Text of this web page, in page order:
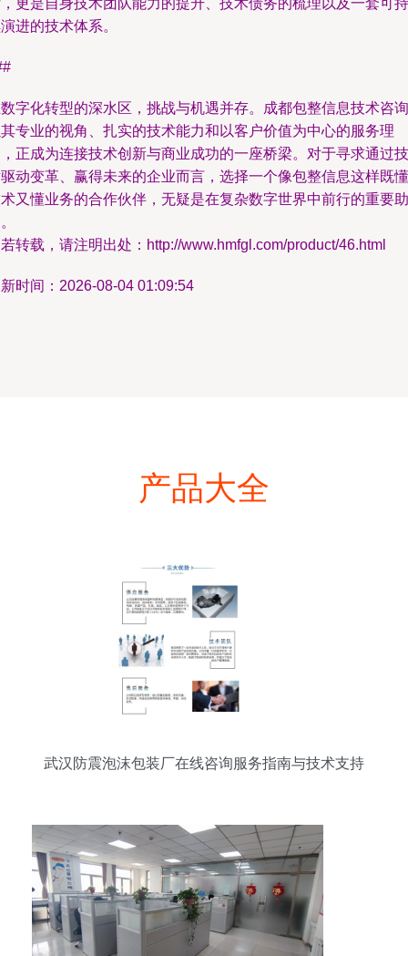
更是自身技术团队能力的提升、技术债务的梳理以及一套可持
进的技术体系。
字化转型的深水区，挑战与机遇并存。成都包整信息技术咨询
专业的视角、扎实的技术能力和以客户价值为中心的服务理
正成为连接技术创新与商业成功的一座桥梁。对于寻求通过技
动变革、赢得未来的企业而言，选择一个像包整信息这样既懂
又懂业务的合作伙伴，无疑是在复杂数字世界中前行的重要助
转载，请注明出处：http://www.hmfgl.com/product/46.html
时间：2026-08-04 01:09:54
产品大全
武汉防震泡沫包装厂在线咨询服务指南与技术支持